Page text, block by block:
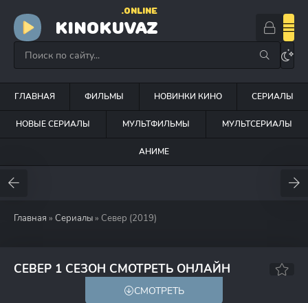
KINOKUVAZ
.ONLINE
ГЛАВНАЯ ФИЛЬМЫ НОВИНКИ КИНО СЕРИАЛЫ
НОВЫЕ СЕРИАЛЫ МУЛЬТФИЛЬМЫ МУЛЬТСЕРИАЛЫ
АНИМЕ
Главная » Сериалы » Север (2019)
СЕВЕР 1 СЕЗОН СМОТРЕТЬ ОНЛАЙН
6.7
СМОТРЕТЬ